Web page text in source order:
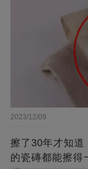
2023/12/09
擦了30年才知道
的瓷磚都能擦得